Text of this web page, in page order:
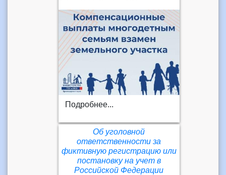
Подробнее...
Об уголовной
ответственности за
фиктивную регистрацию или
постановку на учет в
Российской Федерации